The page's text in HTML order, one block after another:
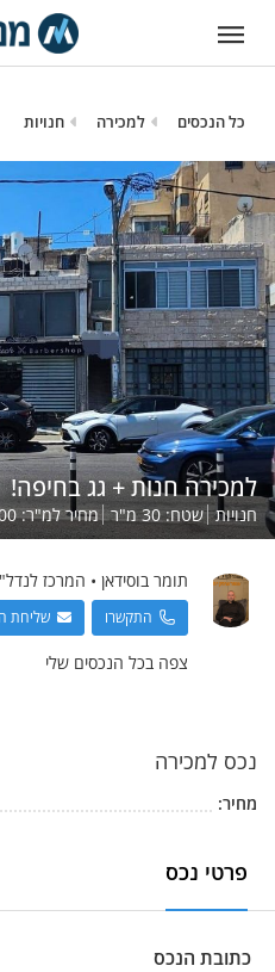
כל הנכסים למכירה חנויות
למכירה חנות + גג בחיפה!
חנויות שטח:30מ"ר מחיר למ"ר:
תומר בוסידאן • המרכז
התקשרו שליחת
צפה בכל הנכסים שלי
נכס למכירה
מחיר:
פרטי נכס
כתובת הנכס